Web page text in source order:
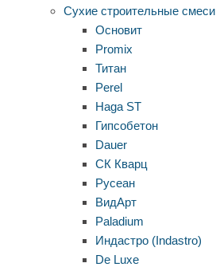
Сухие строительные смеси
Основит
Promix
Титан
Perel
Haga ST
Гипсобетон
Dauer
СК Кварц
Русеан
ВидАрт
Paladium
Индастро (Indastro)
De Luxe